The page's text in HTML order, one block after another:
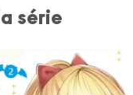
série